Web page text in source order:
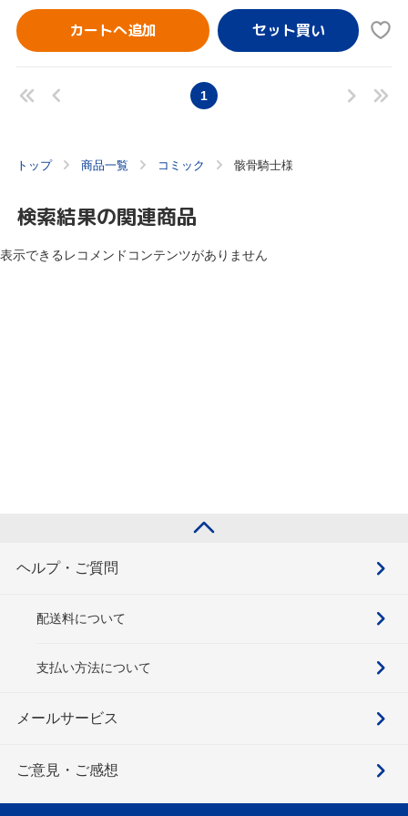
カートへ追加
1
トップ 商品一覧 コミック 骸骨騎士様
検索結果の関連商品
表示できるレコメンドコンテンツがありません
ヘルプ・ご質問
配送料について
支払い方法について
メールサービス
ご意見・ご感想